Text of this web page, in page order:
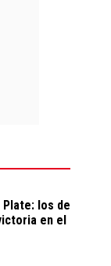
los de
en el